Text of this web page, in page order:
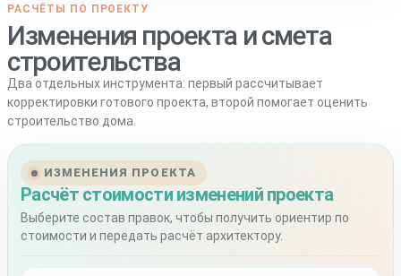
РАСЧЁТЫ ПО ПРОЕКТУ
Изменения проекта и смета
строительства
Два отдельных инструмента: первый рассчитывает
корректировки готового проекта, второй помогает оценить
строительство дома.
ИЗМЕНЕНИЯ ПРОЕКТА
Расчёт стоимости изменений проекта
Выберите состав правок, чтобы получить ориентир по
стоимости и передать расчёт архитектору.